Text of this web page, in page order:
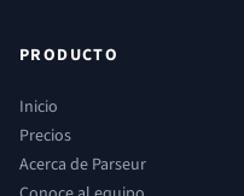
PRODUCTO
Inicio
Precios
Acerca de Parseur